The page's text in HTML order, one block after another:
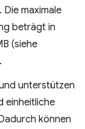
Die maximale
beträgt in
(siehe
unterstützen
einheitliche
können